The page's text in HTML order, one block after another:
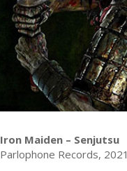
Iron Maiden – Senjutsu
Parlophone Records, 2021